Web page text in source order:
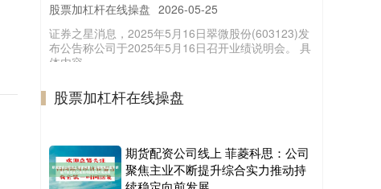
证券之星消息，2025年5月16日翠微股份(603123)发
布公告称公司于2025年5月16日召开业绩说明会。 具
体内容
亿现金流负3年
在线10倍股票配资
2026-06-21
东、实际控制人及其一致行动人股份减持计划的预披
露公告》。 根据公
股票加杠杆在线操盘
期货配资公司线上 菲菱科思：公司
聚焦主业不断提升综合实力推动持